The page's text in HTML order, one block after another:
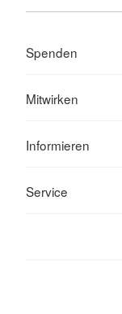
Spenden
Mitwirken
Informieren
Service